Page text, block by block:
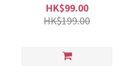
HK$99.00
HK$199.00